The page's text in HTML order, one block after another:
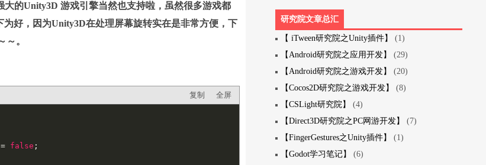
的Unity3D 游戏引擎当然也支持啦，虽然很多游戏都
好，因为Unity3D在处理屏幕旋转实在是非常方便，下
。
复制 全屏
false ;
研究院文章总汇
【 iTween研究院之Unity插件】
(1)
【Android研究院之应用开发】
(29)
【Android研究院之游戏开发】
(20)
【Cocos2D研究院之游戏开发】
(8)
【CSLight研究院】
(4)
【Direct3D研究院之PC网游开发】
(7)
【FingerGestures之Unity插件】
(1)
【Godot学习笔记】
(6)